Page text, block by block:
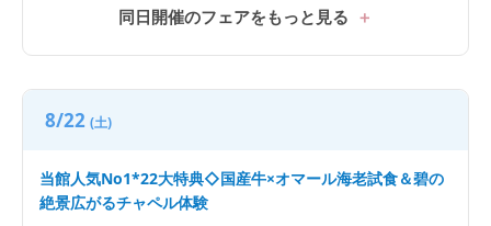
同日開催のフェアをもっと見る
8/22 (土)
当館人気No1*22大特典◇国産牛×オマール海老試食＆碧の
絶景広がるチャペル体験